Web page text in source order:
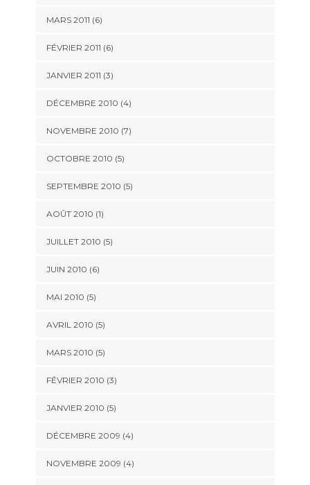
MARS 2011 (6)
FÉVRIER 2011 (6)
JANVIER 2011 (3)
DÉCEMBRE 2010 (4)
NOVEMBRE 2010 (7)
OCTOBRE 2010 (5)
SEPTEMBRE 2010 (5)
AOÛT 2010 (1)
JUILLET 2010 (5)
JUIN 2010 (6)
MAI 2010 (5)
AVRIL 2010 (5)
MARS 2010 (5)
FÉVRIER 2010 (3)
JANVIER 2010 (5)
DÉCEMBRE 2009 (4)
NOVEMBRE 2009 (4)